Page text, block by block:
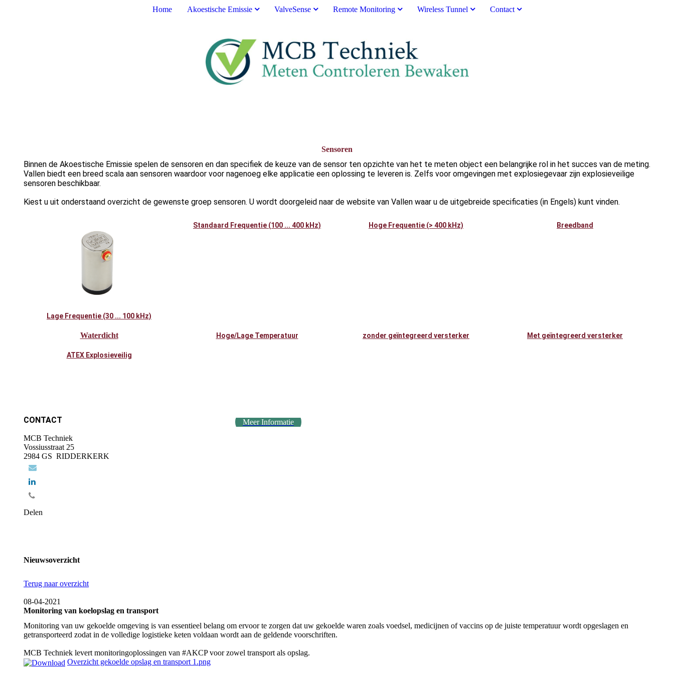
Home Akoestische Emissie ValveSense Remote Monitoring Wireless Tunnel Contact
Sensoren
Binnen de Akoestische Emissie spelen de sensoren en dan specifiek de keuze van de sensor ten opzichte van het te meten object een belangrijke rol in het succes van de meting.
Vallen biedt een breed scala aan sensoren waardoor voor nagenoeg elke applicatie een oplossing te leveren is. Zelfs voor omgevingen met explosiegevaar zijn explosieveilige
sensoren beschikbaar.
Kiest u uit onderstaand overzicht de gewenste groep sensoren. U wordt doorgeleid naar de website van Vallen waar u de uitgebreide specificaties (in Engels) kunt vinden.
Lage Frequentie (30 ... 100 kHz)
Standaard Frequentie (100 ... 400 kHz) Hoge Frequentie (> 400 kHz) Breedband
Waterdicht Hoge/Lage Temperatuur zonder geïntegreerd versterker Met geïntegreerd versterker
ATEX Explosieveilig
CONTACT
MCB Techniek
Vossiusstraat 25
2984 GS RIDDERKERK
Delen
Meer Informatie
Nieuwsoverzicht
Terug naar overzicht
08-04-2021
Monitoring van koelopslag en transport
Monitoring van uw gekoelde omgeving is van essentieel belang om ervoor te zorgen dat uw gekoelde waren zoals voedsel, medicijnen of vaccins op de juiste temperatuur wordt opgeslagen en
getransporteerd zodat in de volledige logistieke keten voldaan wordt aan de geldende voorschriften.
MCB Techniek levert monitoringoplossingen van #AKCP voor zowel transport als opslag.
Overzicht gekoelde opslag en transport 1.png